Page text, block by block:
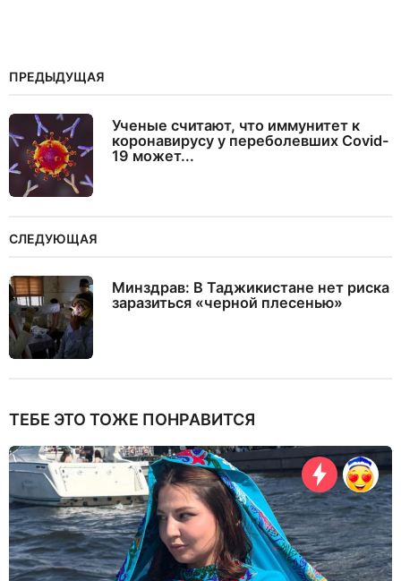
ПРЕДЫДУЩАЯ
Ученые считают, что иммунитет к
коронавирусу у переболевших Covid-
19 может...
СЛЕДУЮЩАЯ
Минздрав: В Таджикистане нет риска
заразиться «черной плесенью»
ТЕБЕ ЭТО ТОЖЕ ПОНРАВИТСЯ